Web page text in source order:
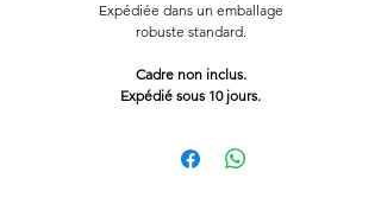
Expédiée dans un emballage
robuste standard.
Cadre non inclus.
Expédié sous 10 jours.